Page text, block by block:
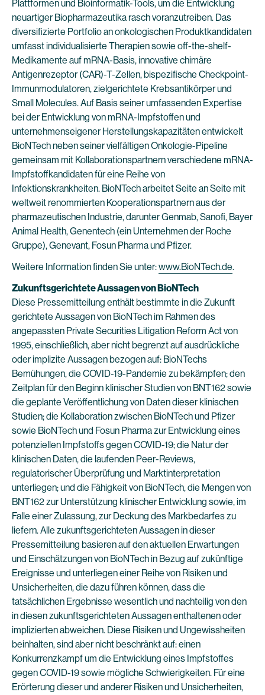
Plattformen und Bioinformatik-Tools, um die Entwicklung
neuartiger Biopharmazeutika rasch voranzutreiben. Das
diversifizierte Portfolio an onkologischen Produktkandidaten
umfasst individualisierte Therapien sowie off-the-shelf-
Medikamente auf mRNA-Basis, innovative chimäre
Antigenrezeptor (CAR)-T-Zellen, bispezifische Checkpoint-
Immunmodulatoren, zielgerichtete Krebsantikörper und
Small Molecules. Auf Basis seiner umfassenden Expertise
bei der Entwicklung von mRNA-Impfstoffen und
unternehmenseigener Herstellungskapazitäten entwickelt
BioNTech neben seiner vielfältigen Onkologie-Pipeline
gemeinsam mit Kollaborationspartnern verschiedene mRNA-
Impfstoffkandidaten für eine Reihe von
Infektionskrankheiten. BioNTech arbeitet Seite an Seite mit
weltweit renommierten Kooperationspartnern aus der
pharmazeutischen Industrie, darunter Genmab, Sanofi, Bayer
Animal Health, Genentech (ein Unternehmen der Roche
Gruppe), Genevant, Fosun Pharma und Pfizer.
Weitere Information finden Sie unter:www.BioNTech.de.
Zukunftsgerichtete Aussagen von BioNTech
Diese Pressemitteilung enthält bestimmte in die Zukunft
gerichtete Aussagen von BioNTech im Rahmen des
angepassten Private Securities Litigation Reform Act von
1995, einschließlich, aber nicht begrenzt auf ausdrückliche
oder implizite Aussagen bezogen auf: BioNTechs
Bemühungen, die COVID-19-Pandemie zu bekämpfen; den
Zeitplan für den Beginn klinischer Studien von BNT162 sowie
die geplante Veröffentlichung von Daten dieser klinischen
Studien; die Kollaboration zwischen BioNTech und Pfizer
sowie BioNTech und Fosun Pharma zur Entwicklung eines
potenziellen Impfstoffs gegen COVID-19; die Natur der
klinischen Daten, die laufenden Peer-Reviews,
regulatorischer Überprüfung und Marktinterpretation
unterliegen; und die Fähigkeit von BioNTech, die Mengen von
BNT162 zur Unterstützung klinischer Entwicklung sowie, im
Falle einer Zulassung, zur Deckung des Markbedarfes zu
liefern. Alle zukunftsgerichteten Aussagen in dieser
Pressemitteilung basieren auf den aktuellen Erwartungen
und Einschätzungen von BioNTech in Bezug auf zukünftige
Ereignisse und unterliegen einer Reihe von Risiken und
Unsicherheiten, die dazu führen können, dass die
tatsächlichen Ergebnisse wesentlich und nachteilig von den
in diesen zukunftsgerichteten Aussagen enthaltenen oder
implizierten abweichen. Diese Risiken und Ungewissheiten
beinhalten, sind aber nicht beschränkt auf: einen
Konkurrenzkampf um die Entwicklung eines Impfstoffes
gegen COVID-19 sowie mögliche Schwierigkeiten. Für eine
Erörterung dieser und anderer Risiken und Unsicherheiten,